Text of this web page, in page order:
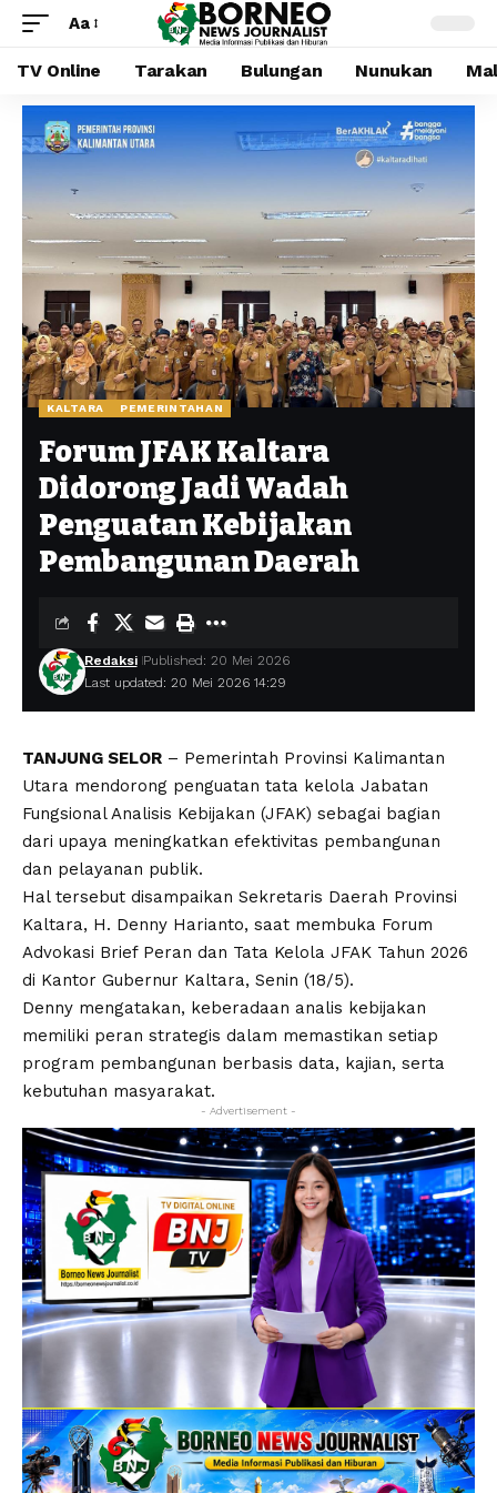
Aa
TV Online Tarakan Bulungan Nunukan
KALTARA PEMERINTAHAN
Forum JFAK Kaltara
Didorong Jadi Wadah
Penguatan Kebijakan
Pembangunan Daerah
Last updated: 20 Mei 2026 14:29
Redaksi Published: 20 Mei 2026
TANJUNG SELOR – Pemerintah Provinsi Kalimantan
Utara mendorong penguatan tata kelola Jabatan
Fungsional Analisis Kebijakan (JFAK) sebagai bagian
dari upaya meningkatkan efektivitas pembangunan
dan pelayanan publik.
Hal tersebut disampaikan Sekretaris Daerah Provinsi
Kaltara, H. Denny Harianto, saat membuka Forum
Advokasi Brief Peran dan Tata Kelola JFAK Tahun 2026
di Kantor Gubernur Kaltara, Senin (18/5).
Denny mengatakan, keberadaan analis kebijakan
memiliki peran strategis dalam memastikan setiap
program pembangunan berbasis data, kajian, serta
kebutuhan masyarakat.
- Advertisement -